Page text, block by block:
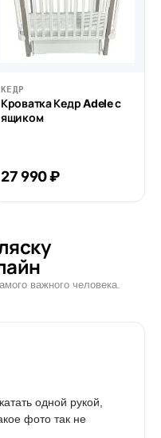
КЕДР
Кроватка Кедр Adele с
ящиком
27 990 ₽
важного человека.
одной рукой,
фото так не